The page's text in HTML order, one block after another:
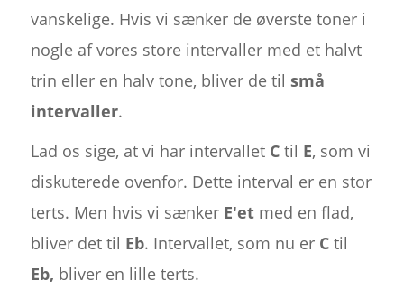
vanskelige. Hvis vi sænker de øverste toner i
nogle af vores store intervaller med et halvt
trin eller en halv tone, bliver de til små
intervaller.
Lad os sige, at vi har intervallet Ctil E, som vi
diskuterede ovenfor. Dette interval er en stor
terts. Men hvis vi sænker E'etmed en flad,
bliver det til Eb. Intervallet, som nu er Ctil
Eb, bliver en lille terts.